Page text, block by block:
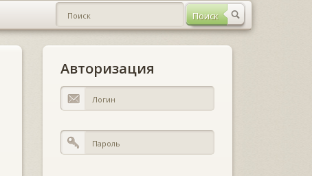
Авторизация